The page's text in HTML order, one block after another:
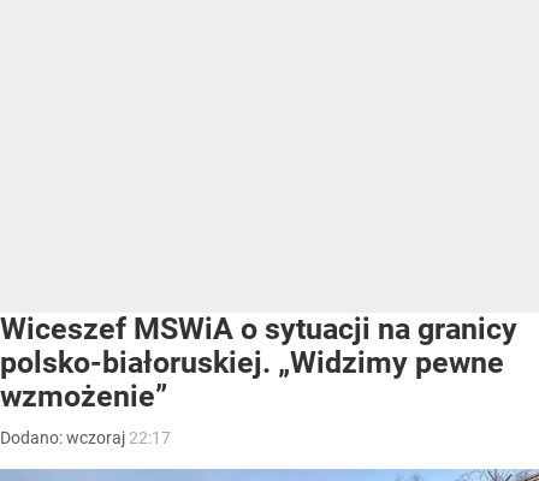
Wiceszef MSWiA o sytuacji na granicy
polsko-białoruskiej. „Widzimy pewne
wzmożenie”
Dodano:wczoraj 22:17